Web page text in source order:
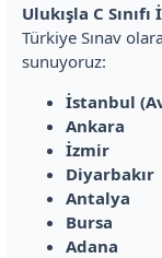
Ulukışla C
Türkiye Sınav
sunuyoruz:
İstanbul
Ankara
İzmir
Diyarbakır
Antalya
Bursa
Adana